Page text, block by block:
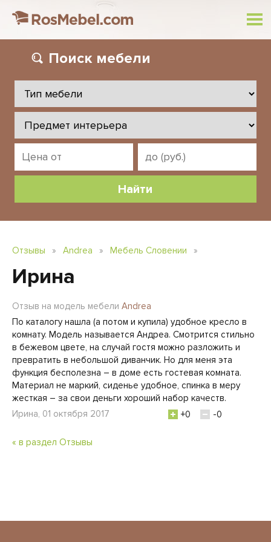
Поиск мебели
Отзывы » Andrea » Мебель Словении »
Ирина
Отзыв на модель мебели Andrea
По каталогу нашла (а потом и купила) удобное кресло в
комнату. Модель называется Андреа. Смотрится стильно
в бежевом цвете, на случай гостя можно разложить и
превратить в небольшой диванчик. Но для меня эта
функция бесполезна – в доме есть гостевая комната.
Материал не маркий, сиденье удобное, спинка в меру
жесткая – за свои деньги хороший набор качеств.
Ирина, 01 октября 2017
+0 -0
« в раздел Отзывы